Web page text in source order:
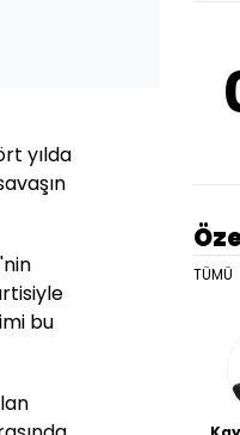
yılda
bu
TÜMÜ